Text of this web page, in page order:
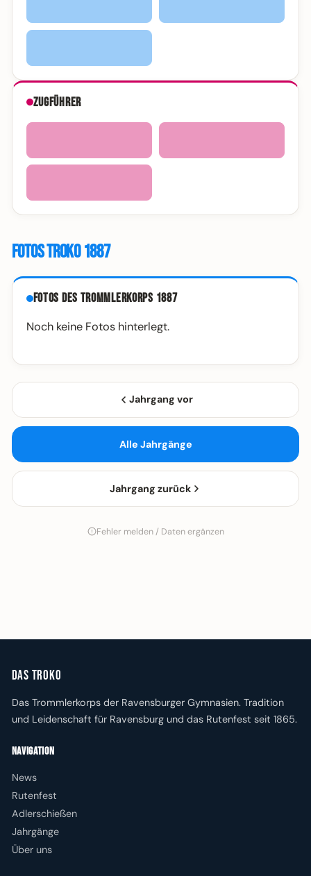
Zugführer
Fotos Troko 1887
Fotos des Trommlerkorps 1887
Noch keine Fotos hinterlegt.
Jahrgang vor
Alle Jahrgänge
Jahrgang zurück
Fehler melden / Daten ergänzen
Das Troko
Das Trommlerkorps der Ravensburger Gymnasien. Tradition
und Leidenschaft für Ravensburg und das Rutenfest seit 1865.
Navigation
News
Rutenfest
Adlerschießen
Jahrgänge
Über uns